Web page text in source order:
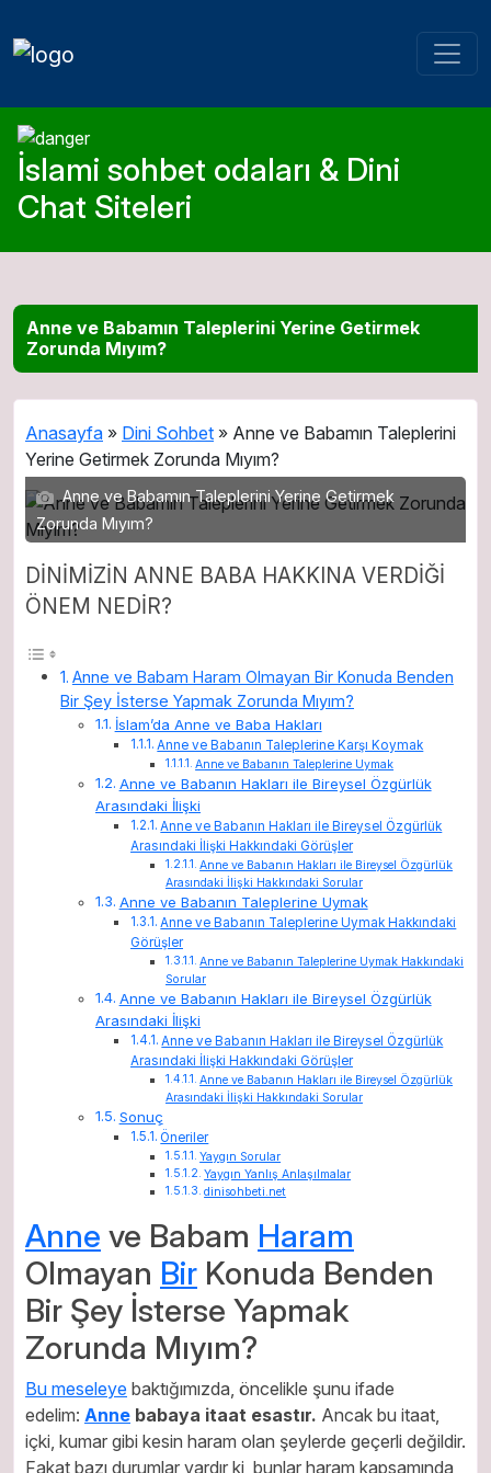
İslami sohbet odaları & Dini
Chat Siteleri
Anne ve Babamın Taleplerini Yerine Getirmek
Zorunda Mıyım?
Anasayfa » Dini Sohbet » Anne ve Babamın Taleplerini
Yerine Getirmek Zorunda Mıyım?
Anne ve Babamın Taleplerini Yerine Getirmek
Zorunda Mıyım?
DİNİMİZİN ANNE BABA HAKKINA VERDİĞİ
ÖNEM NEDİR?
Anne ve Babam Haram Olmayan Bir Konuda Benden
Bir Şey İsterse Yapmak Zorunda Mıyım?
İslam’da Anne ve Baba Hakları
Anne ve Babanın Taleplerine Karşı Koymak
Anne ve Babanın Taleplerine Uymak
Anne ve Babanın Hakları ile Bireysel Özgürlük
Arasındaki İlişki
Anne ve Babanın Hakları ile Bireysel Özgürlük
Arasındaki İlişki Hakkındaki Görüşler
Anne ve Babanın Hakları ile Bireysel Özgürlük
Arasındaki İlişki Hakkındaki Sorular
Anne ve Babanın Taleplerine Uymak
Anne ve Babanın Taleplerine Uymak Hakkındaki
Görüşler
Anne ve Babanın Taleplerine Uymak Hakkındaki
Sorular
Anne ve Babanın Hakları ile Bireysel Özgürlük
Arasındaki İlişki
Anne ve Babanın Hakları ile Bireysel Özgürlük
Arasındaki İlişki Hakkındaki Görüşler
Anne ve Babanın Hakları ile Bireysel Özgürlük
Arasındaki İlişki Hakkındaki Sorular
Sonuç
Öneriler
Yaygın Sorular
Yaygın Yanlış Anlaşılmalar
dinisohbeti.net
Anne ve Babam Haram
Olmayan Bir Konuda Benden
Bir Şey İsterse Yapmak
Zorunda Mıyım?
Bu meseleye baktığımızda, öncelikle şunu ifade
edelim: Anne babaya itaat esastır. Ancak bu itaat,
içki, kumar gibi kesin haram olan şeylerde geçerli değildir.
Fakat bazı durumlar vardır ki, bunlar haram kapsamında